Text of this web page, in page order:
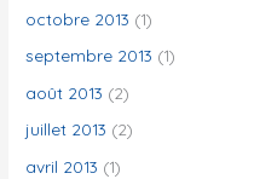
octobre 2013 (1)
septembre 2013 (1)
août 2013 (2)
juillet 2013 (2)
avril 2013 (1)